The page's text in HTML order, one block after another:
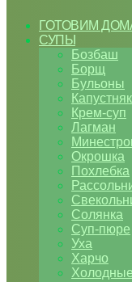
ГОТОВИМ
СУПЫ
Бозбаш
Борщ
Бульоны
Капустняк
Крем-суп
Лагман
Окрошка
Похлебка
Солянка
Суп-пюре
Уха
Харчо